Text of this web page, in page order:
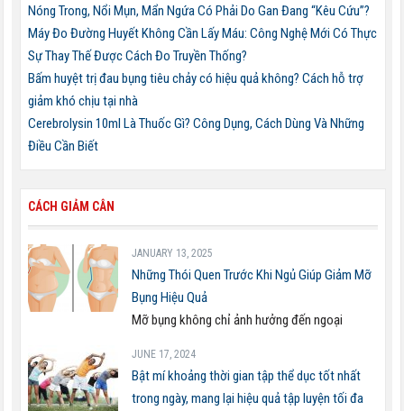
Nóng Trong, Nổi Mụn, Mẩn Ngứa Có Phải Do Gan Đang “Kêu Cứu”?
Máy Đo Đường Huyết Không Cần Lấy Máu: Công Nghệ Mới Có Thực
Sự Thay Thế Được Cách Đo Truyền Thống?
Bấm huyệt trị đau bụng tiêu chảy có hiệu quả không? Cách hỗ trợ
giảm khó chịu tại nhà
Cerebrolysin 10ml Là Thuốc Gì? Công Dụng, Cách Dùng Và Những
Điều Cần Biết
CÁCH GIẢM CÂN
JANUARY 13, 2025
Những Thói Quen Trước Khi Ngủ Giúp Giảm Mỡ
Bụng Hiệu Quả
Mỡ bụng không chỉ ảnh hưởng đến ngoại
JUNE 17, 2024
Bật mí khoảng thời gian tập thể dục tốt nhất
trong ngày, mang lại hiệu quả tập luyện tối đa